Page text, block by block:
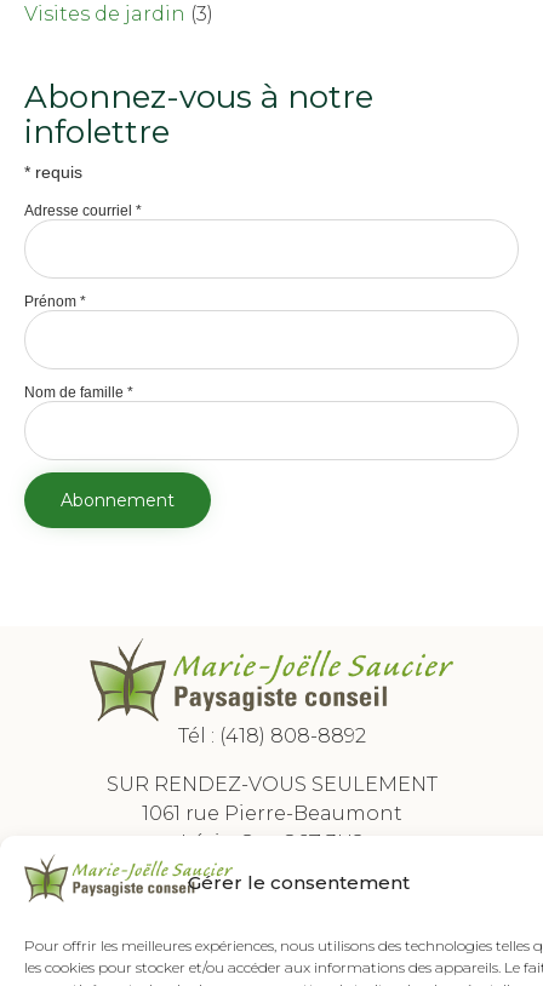
Gérer le consentement
Pour offrir les meilleures expériences, nous utilisons des technologies telles
les cookies pour stocker et/ou accéder aux informations des appareils. Le
Visites de jardin (3)
Abonnez-vous à notre
infolettre
* requis
Adresse courriel *
Prénom *
Nom de famille *
Tél : (418) 808-8892
SUR RENDEZ-VOUS SEULEMENT
1061 rue Pierre-Beaumont
Lévis, Qc G6Z 3H2
Copyright ©2026 Marie-Joëlle Saucier Paysagiste Conseil - Tous droits réservés.